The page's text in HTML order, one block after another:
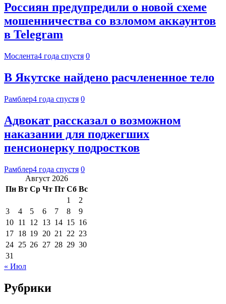
Россиян предупредили о новой схеме
мошенничества со взломом аккаунтов
в Telegram
Мослента4 года спустя 0
В Якутске найдено расчлененное тело
Рамблер4 года спустя 0
Адвокат рассказал о возможном
наказании для поджегших
пенсионерку подростков
Рамблер4 года спустя 0
Август 2026
Пн Вт Ср Чт Пт Сб Вс
1
2
3
4 5 6 7 8
9
10 11 12 13 14 15 16
17 18 19 20 21 22 23
24 25 26 27 28 29 30
31
« Июл
Рубрики